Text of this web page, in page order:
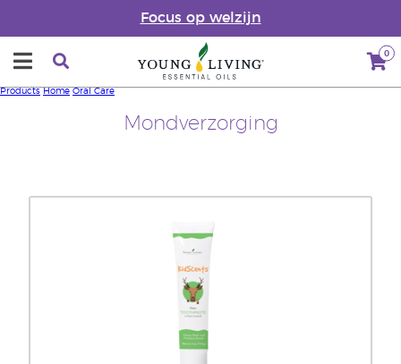
Focus op welzijn
0
Mondverzorging
Products Home Oral Care